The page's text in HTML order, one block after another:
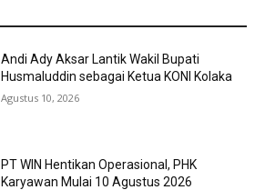
Andi Ady Aksar Lantik Wakil Bupati
Husmaluddin sebagai Ketua KONI Kolaka
Agustus 10, 2026
PT WIN Hentikan Operasional, PHK
Karyawan Mulai 10 Agustus 2026